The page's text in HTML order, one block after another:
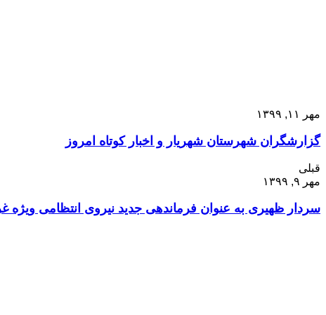
مهر ۱۱, ۱۳۹۹
گزارشگران شهرستان شهریار و اخبار کوتاه امروز
قبلی
مهر ۹, ۱۳۹۹
سردار ظهیری به عنوان فرماندهی جدید نیروی انتظامی